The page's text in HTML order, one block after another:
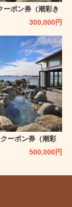
ーポン券（潮彩き
300,000円
ーポン券（潮彩
500,000円